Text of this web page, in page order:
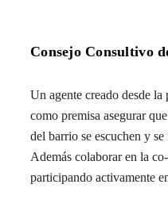
Consejo Consultivo
Un agente creado desde
como premisa asegurar
del barrio se escuchen y
Además colaborar en la
participando activamente